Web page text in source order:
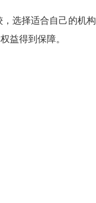
选择适合自己的机
益得到保障。